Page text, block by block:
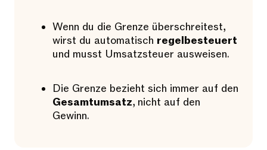
Wenn du die Grenze überschreitest,
wirst du automatisch regelbesteuert
und musst Umsatzsteuer ausweisen.
Die Grenze bezieht sich immer auf den
Gesamtumsatz, nicht auf den
Gewinn.